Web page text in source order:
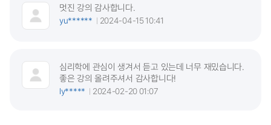
멋진 강의 감사합니다.
yu******
2024-04-15 10:41
심리학에 관심이 생겨서 듣고 있는데 너무 재밌습니다.
좋은 강의 올려주셔서 감사합니다!
ly*****
2024-02-20 01:07